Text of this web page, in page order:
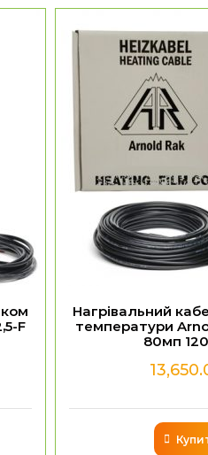
F
Нагрівальний
температури
80мп